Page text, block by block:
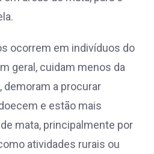
ocorrem em indivíduos do
geral, cuidam menos da
demoram a procurar
e estão mais
mata, principalmente por
atividades rurais ou